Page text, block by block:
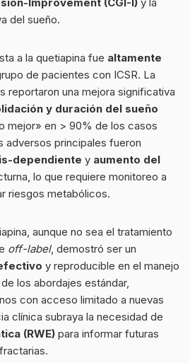
del sueño.
a la quetiapina fue altamente
de pacientes con ICSR. La
reportaron una mejora significativa
y duración del sueño
mejor» en > 90% de los casos
principales fueron
dependiente y aumento del
lo que requiere monitoreo a
riesgos metabólicos.
aunque no sea el tratamiento
off-label, demostró ser un
y reproducible en el manejo
los abordajes estándar,
con acceso limitado a nuevas
clínica subraya la necesidad de
(RWE) para informar futuras